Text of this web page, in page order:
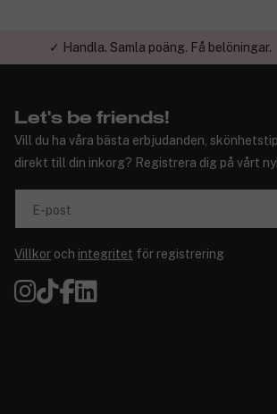
✓ Handla. Samla poäng. Få belöningar.
Let's be friends!
Vill du ha våra bästa erbjudanden,
direkt till din inkorg? Registrera dig på vårt
E-post
Villkor och integritet för registrering